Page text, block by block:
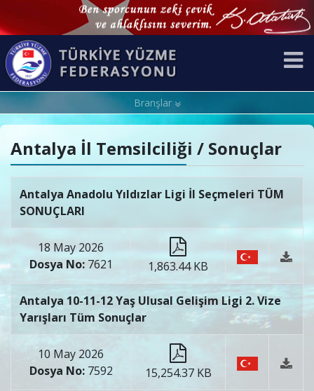
Branşlar
Antalya İl Temsilciliği / Sonuçlar
Antalya Anadolu Yıldızlar Ligi İl Seçmeleri TÜM
SONUÇLARI
18 May 2026
Dosya No:7621 1,863.44 KB
Antalya 10-11-12 Yaş Ulusal Gelişim Ligi 2. Vize
Yarışları Tüm Sonuçlar
10 May 2026
Dosya No:7592 15,254.37 KB